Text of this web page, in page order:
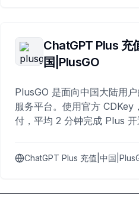
ChatGPT Plus 充
国|PlusGO
PlusGO 是面向中国大陆用
服务平台。使用官方 CDKey
付，平均 2 分钟完成 Plus
ChatGPT Plus 充值|中国